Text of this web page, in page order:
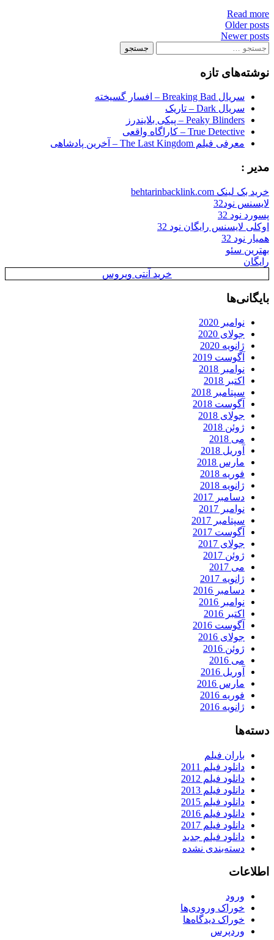
Read more
Posts
navigation
Older posts
Newer posts
جستجو
نوشته‌های تازه
سریال Breaking Bad – افسار گسیخته
سریال Dark – تاریک
Peaky Blinders – پیکی بلایندرز
True Detective – کاراگاه واقعی
معرفی فیلم The Last Kingdom – آخرین پادشاهی
مدیر :
خرید بک لینک behtarinbacklink.com
لایسنس نود32
پسورد نود 32
اوکلی لایسنس رایگان نود 32
همیار نود 32
بهترین سئو
رایگان
خرید آنتی ویروس
بایگانی‌ها
نوامبر 2020
جولای 2020
ژانویه 2020
آگوست 2019
نوامبر 2018
اکتبر 2018
سپتامبر 2018
آگوست 2018
جولای 2018
ژوئن 2018
می 2018
آوریل 2018
مارس 2018
فوریه 2018
ژانویه 2018
دسامبر 2017
نوامبر 2017
سپتامبر 2017
آگوست 2017
جولای 2017
ژوئن 2017
می 2017
ژانویه 2017
دسامبر 2016
نوامبر 2016
اکتبر 2016
آگوست 2016
جولای 2016
ژوئن 2016
می 2016
آوریل 2016
مارس 2016
فوریه 2016
ژانویه 2016
دسته‌ها
باران فیلم
دانلود فیلم 2011
دانلود فیلم 2012
دانلود فیلم 2013
دانلود فیلم 2015
دانلود فیلم 2016
دانلود فیلم 2017
دانلود فیلم جدید
دسته‌بندی نشده
اطلاعات
ورود
خوراک ورودی‌ها
خوراک دیدگاه‌ها
وردپرس